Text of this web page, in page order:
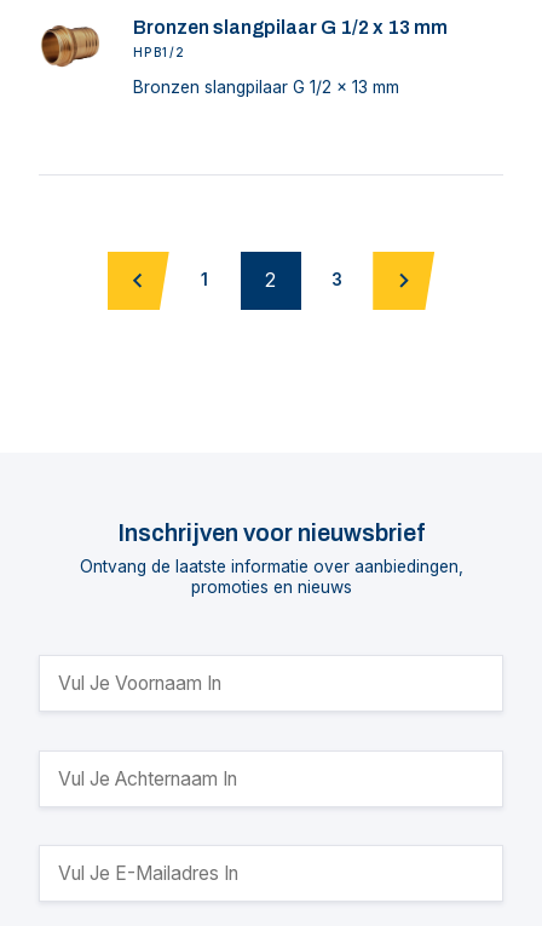
Bronzen slangpilaar G 1/2 x 13 mm
HPB1/2
Bronzen slangpilaar G 1/2 x 13 mm
1 2 3
Inschrijven voor nieuwsbrief
Ontvang de laatste informatie over aanbiedingen,
promoties en nieuws